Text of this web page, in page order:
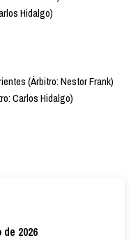
Hidalgo)
(Árbitro: Nestor Frank)
Carlos Hidalgo)
2026